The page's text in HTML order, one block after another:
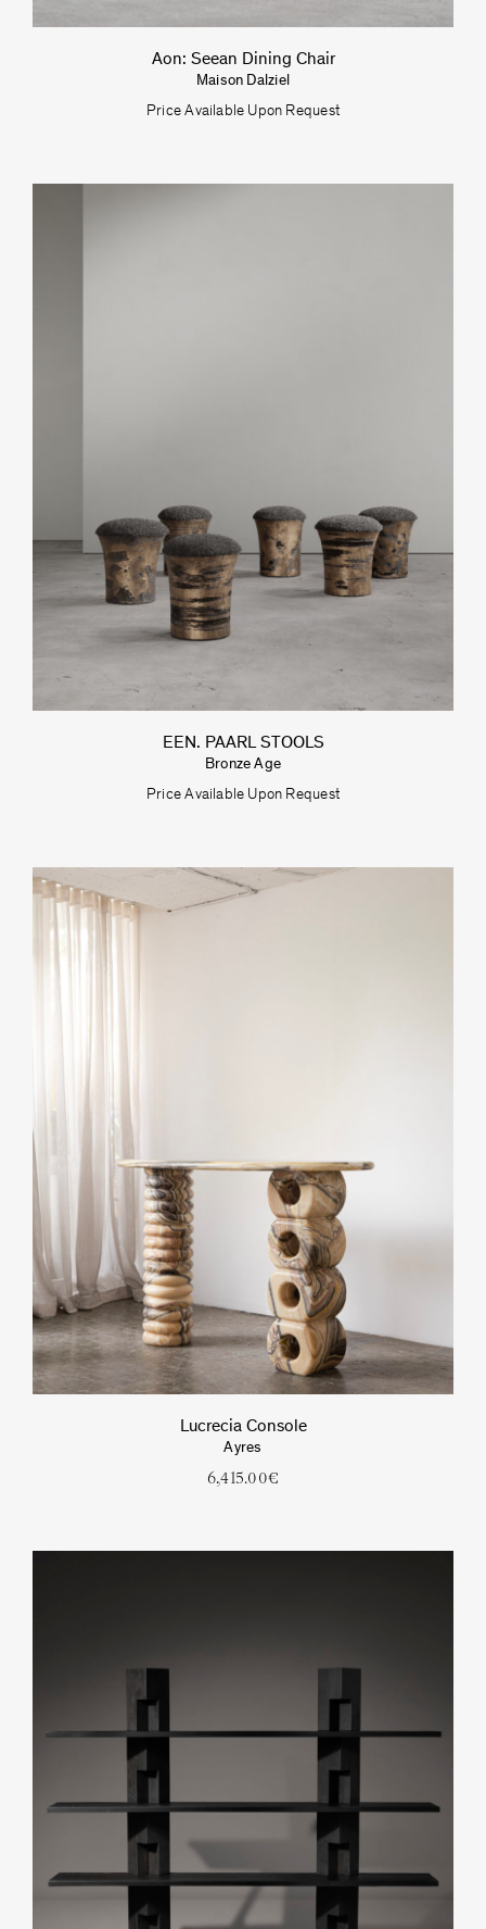
Aon: Seean Dining Chair
Maison Dalziel
Price Available Upon Request
EEN. PAARL STOOLS
Bronze Age
Price Available Upon Request
Lucrecia Console
Ayres
6,415.00€